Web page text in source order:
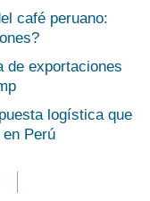
café peruano:
de exportaciones
logística que
Perú